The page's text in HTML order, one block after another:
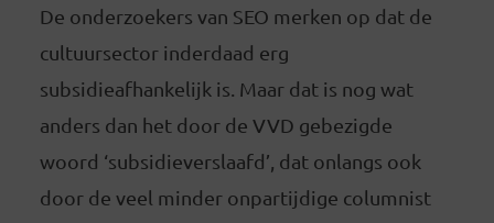
De onderzoekers van SEO merken op dat de
cultuursector inderdaad erg
subsidieafhankelijk is. Maar dat is nog wat
anders dan het door de VVD gebezigde
woord ‘subsidieverslaafd’, dat onlangs ook
door de veel minder onpartijdige columnist